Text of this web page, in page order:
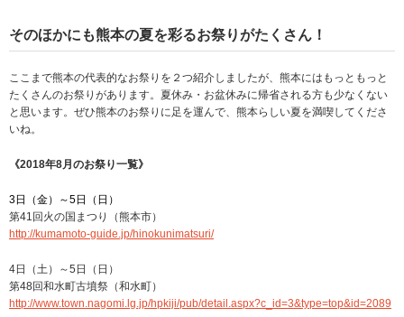
そのほかにも熊本の夏を彩るお祭りがたくさん！
ここまで熊本の代表的なお祭りを２つ紹介しましたが、熊本にはもっともっと
たくさんのお祭りがあります。夏休み・お盆休みに帰省される方も少なくない
と思います。ぜひ熊本のお祭りに足を運んで、熊本らしい夏を満喫してくださ
いね。
《2018年8月のお祭り一覧》
3日（金）～5日（日）
第41回火の国まつり（熊本市）
http://kumamoto-guide.jp/hinokunimatsuri/
4日（土）～5日（日）
第48回和水町古墳祭（和水町）
http://www.town.nagomi.lg.jp/hpkiji/pub/detail.aspx?c_id=3&type=top&id=2089